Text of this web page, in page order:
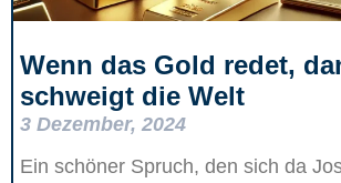
Wenn das Gold redet,
schweigt die Welt
3 Dezember, 2024
Ein schöner Spruch, den sich da